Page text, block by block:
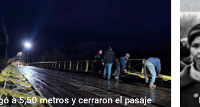
a 5,50 metros y cerraron el pasaje